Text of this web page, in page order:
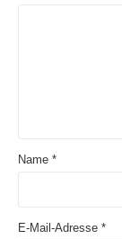
Name *
E-Mail-Adresse *